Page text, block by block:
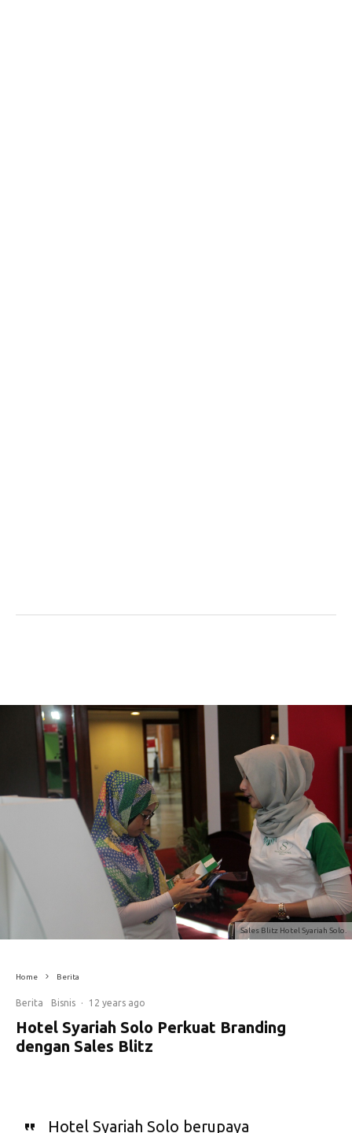
Sales Blitz Hotel Syariah Solo.
Home Berita
Berita Bisnis · 12 years ago
Hotel Syariah Solo Perkuat Branding
dengan Sales Blitz
Hotel Syariah Solo berupaya